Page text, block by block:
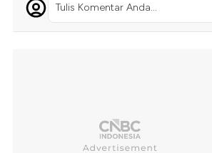
Tulis Komentar Anda...